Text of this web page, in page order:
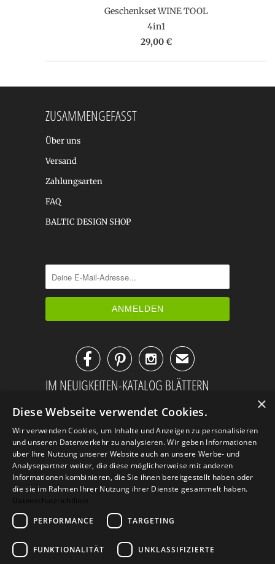
Geschenkset WINE TOOL
4in1
29,00 €
ZUSAMMENGEFASST
Über uns
Versand
Zahlungsarten
FAQ
BALTIC DESIGN SHOP
✉
IM NEUIGKEITEN-KATALOG BLÄTTERN
Kontakt
×
Diese Webseite verwendet Cookies.
Wir verwenden Cookies, um Inhalte und Anzeigen zu personalisieren
und unseren Datenverkehr zu analysieren. Wir geben Informationen
über Ihre Nutzung unserer Website auch an unsere Werbe- und
Analysepartner weiter, die diese möglicherweise mit anderen
Informationen kombinieren, die Sie ihnen bereitgestellt haben oder
die sie im Rahmen Ihrer Nutzung ihrer Dienste gesammelt haben.
Datenschutzrichtlinie
PERFORMANCE
TARGETING
FUNKTIONALITÄT UNKLASSIFIZIERTE